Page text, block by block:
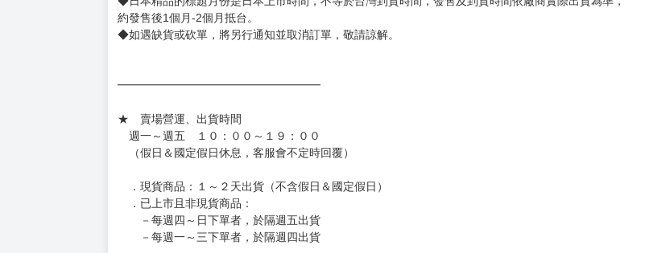
有時會上市前更改贈品內容或延後出版，還請注意。
◆網路購物取貨後開箱時建議全程錄影拍照存證，以保障買賣家雙方權益。
訂金金額將退回至買動漫錢包。
◆日本精品為受注代購性質，結單後恕無法取消，請慎重下單。
◆日本精品圖像僅供參考，設計及式樣請以實際商品為準，可能有色差。
約發售後1個月-2個月抵台。
◆如遇缺貨或砍單，將另行通知並取消訂單，敬請諒解。